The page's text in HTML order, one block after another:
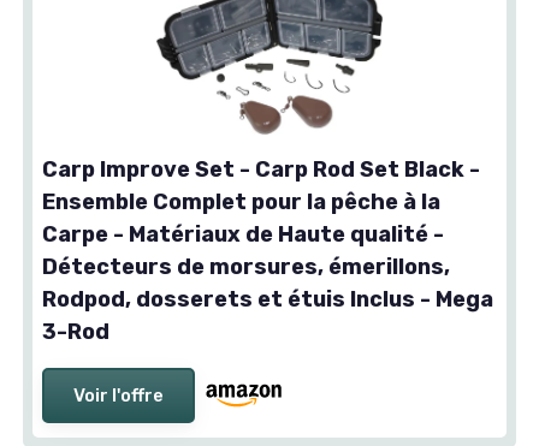
Carp Improve Set - Carp Rod Set Black -
Ensemble Complet pour la pêche à la
Carpe - Matériaux de Haute qualité -
Détecteurs de morsures, émerillons,
Rodpod, dosserets et étuis Inclus - Mega
3-Rod
Voir l'offre